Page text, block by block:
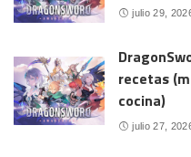
julio 29,
recetas
cocina)
julio 27,